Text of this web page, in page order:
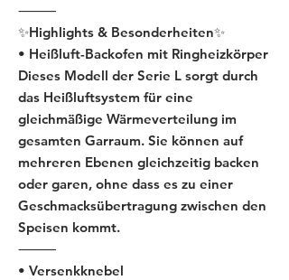
⸻
✨Highlights & Besonderheiten✨
• Heißluft-Backofen mit Ringheizkörper
Dieses Modell der Serie L sorgt durch
das Heißluftsystem für eine
gleichmäßige Wärmeverteilung im
gesamten Garraum. Sie können auf
mehreren Ebenen gleichzeitig backen
oder garen, ohne dass es zu einer
Geschmacksübertragung zwischen den
Speisen kommt.
⸻
• Versenkknebel